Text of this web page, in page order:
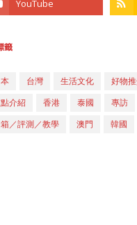
籤
台灣 生活文化 好物
介紹
香港 泰國 專訪
／評測／教學
澳門 韓國